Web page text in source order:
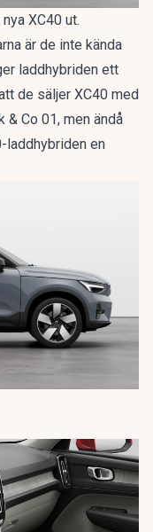
XC40 ut.
är de inte kända
laddhybriden ett
de säljer XC40 med
Co 01, men ändå
laddhybriden en